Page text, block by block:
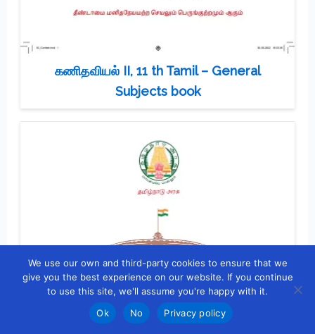
கணிதவியல் II, 11 th Tamil – General
Subjects book
We use our own and third-party cookies to ensure that we
give you the best experience on our website. If you continue
to use this site, we'll assume you're happy with it.
Ok
No Privacy policy